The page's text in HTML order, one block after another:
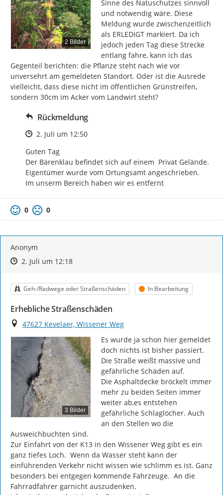
2 Bilder
Sinne des Natuschutzes sinnvoll
und notwendig wäre. Diese
Meldung wurde zwischenzeitlich
als ERLEDIGT markiert. Da ich
jedoch jeden Tag diese Strecke
entlang fahre, kann ich das
Gegenteil berichten: die Pflanze steht nach wie vor
unversehrt am gemeldeten Standort. Oder ist die Ausrede
vielleicht, dass diese nicht im öffentlichen Grünstreifen,
sondern 30cm im Acker vom Landwirt steht?
Rückmeldung
Zeitpunkt des Erstellens
2. Juli um 12:50
Guten Tag
Der Bärenklau befindet sich auf einem  Privat Gelände.
Eigentümer wurde vom Ortungsamt angeschrieben.
Im unserm Bereich haben wir es entfernt
0 0
Anonym
Zeitpunkt des Erstellens
Zeitpunkt des Erstellens
2. Juli um 12:18Zur Äußerung
Kategorie
Geh-/Radwege oder Straßenschäden Status
In Bearbeitung
Erhebliche Straßenschäden
Ort
47627 Kevelaer, Wissener Weg
3 Bilder
Es wurde ja schon hier gemeldet
doch nichts ist bisher passiert.
Die Straße weißt massive und
gefährliche Schäden auf.
Die Asphaltdecke bröckelt immer
mehr zu beiden Seiten immer
weiter ab,es entstehen
gefährliche Schlaglöcher. Auch
an den Stellen wo die
Ausweichbuchten sind.
Zur Einfahrt von der K13 in den Wissener Weg gibt es ein
ganz tiefes Loch.  Wenn da Wasser steht kann der
einführenden Verkehr nicht wissen wie schlimm es ist. Ganz
besonders bei entgegen kommende Fahrzeuge.  An die
Fahrradfahrer garnicht auszudenken.